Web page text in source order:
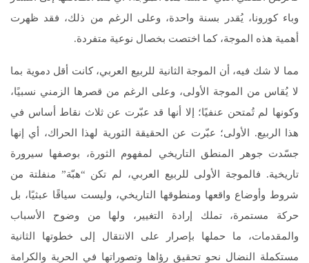
وباء كورونا، يُقدر بسنة واحدة، وعلى الرغم من ذلك، فقد ظهرت
أهمية هذه الموجة، كما اختصت بخصال نوعية متفردة.
مما لا شك فيه، أن الموجة الثانية للربيع العربي، كانت أقل دموية بما
لا يُقاس من الموجة الأولى، وعلى الرغم من قصرها الزمني نسبيًا،
وكونها لم تُمتحن عنفيًا؛ إلا أنها قد عبّرت عن ثلاث نقاط أساس في
هذا الربيع. الأولى؛ عبّرت عن الحقيقة الثورية لهذا الحراك، أي إنها
جسّدت جوهر المنطق التاريخي لمفهوم الثورة، بوصفها سيرورة
تاريخية. فالموجة الأولى للربيع العربي، لم تكن “هبّة” منفلتة من
شروط وأوضاع واقعها ومنطوقها التاريخي، وليست سياقًا عبثيًا، بل
حركة مستمرة، تملك إرادة التغيير، ولها من وضوح الأسباب
والمقدمات، ما حملها بإصرار على الانتقال إلى خطوتها الثانية
مستكملة النضال نحو تحقيق رؤاها وتصوراتها في الحرية والكرامة